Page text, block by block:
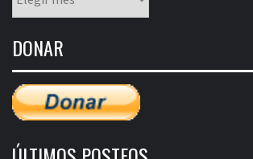
mensual
entradas
DONAR